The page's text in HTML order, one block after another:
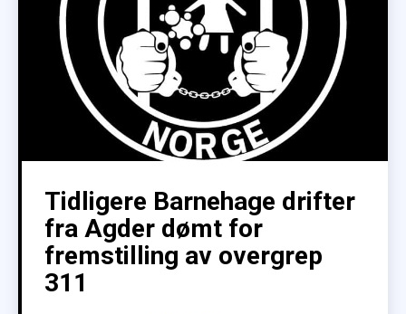
Tidligere Barnehage drifter
fra Agder dømt for
fremstilling av overgrep
311